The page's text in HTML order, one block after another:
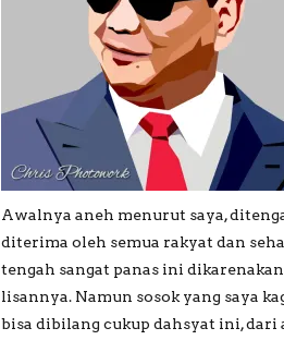
Awalnya aneh menurut saya,
diterima oleh semua rakyat dan
tengah sangat panas ini
lisannya. Namun sosok yang saya
bisa dibilang cukup dahsyat ini, dari